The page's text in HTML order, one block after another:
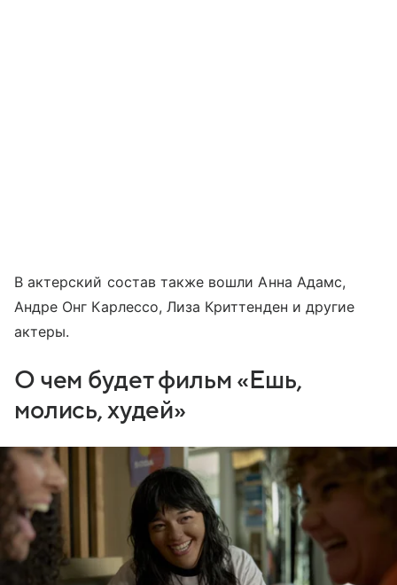
В актерский состав также вошли Анна Адамс,
Андре Онг Карлессо, Лиза Криттенден и другие
актеры.
О чем будет фильм «Ешь,
молись, худей»